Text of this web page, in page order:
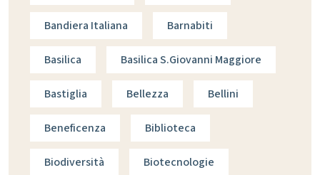
Bandiera Italiana Barnabiti
Basilica Basilica S.giovanni Maggiore
Bastiglia Bellezza Bellini
Beneficenza Biblioteca
Biodiversità Biotecnologie